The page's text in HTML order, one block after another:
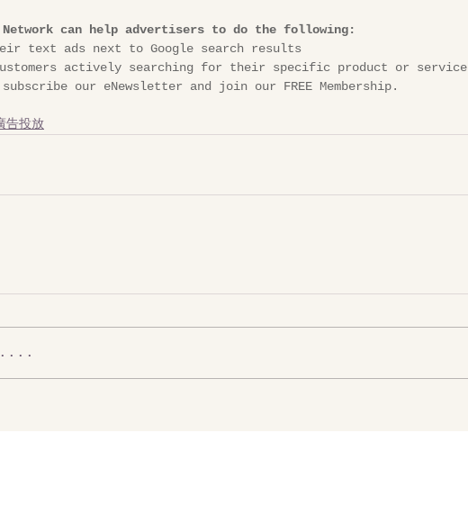
Network can help advertisers to do the following:
text ads next to Google search results
actively searching for their specific product or service
subscribe our eNewsletter and join our FREE Membership.
投放